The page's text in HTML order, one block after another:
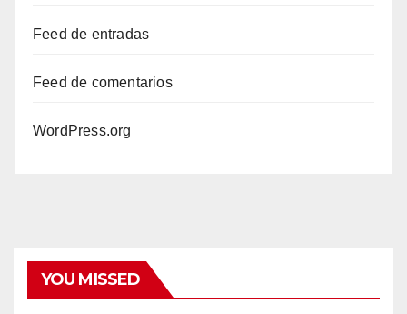
Feed de entradas
Feed de comentarios
WordPress.org
YOU MISSED